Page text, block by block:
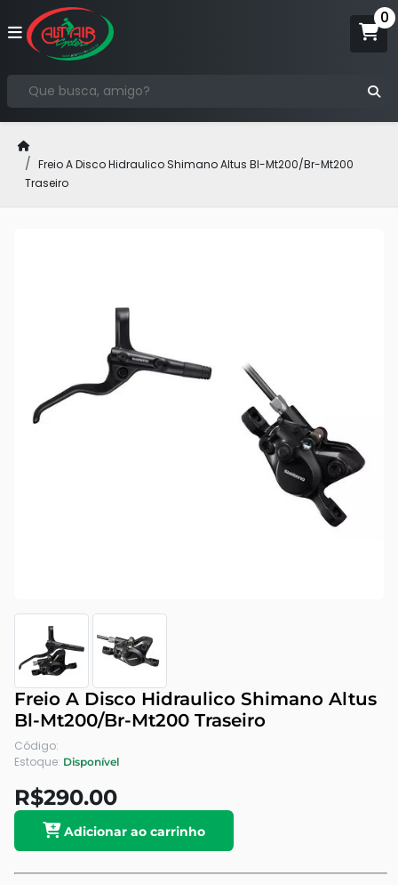
Freio A Disco Hidraulico Shimano Altus Bl-Mt200/Br-Mt200
Traseiro
Freio A Disco Hidraulico Shimano Altus
Bl-Mt200/Br-Mt200 Traseiro
Código:
Estoque: Disponível
R$290.00
Adicionar ao carrinho